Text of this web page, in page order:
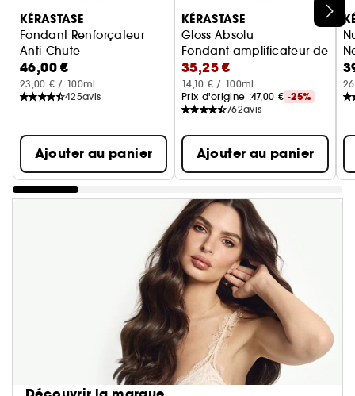
Ignorer le carrousel produits
KÉRASTASE
Fondant Renforçateur
Anti-Chute
Soin capillaire
46,00 €
23,00 € / 100ml
425avis
Ajouter au panier
KÉRASTASE
Gloss Absolu
Fondant amplificateur de
35,25 €
14,10 € / 100ml
Prix d'origine :47,00 € -25%
762avis
Ajouter au panier